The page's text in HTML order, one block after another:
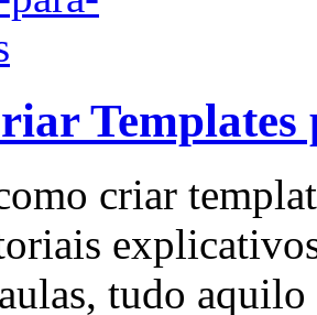
Templates
criar
tudo